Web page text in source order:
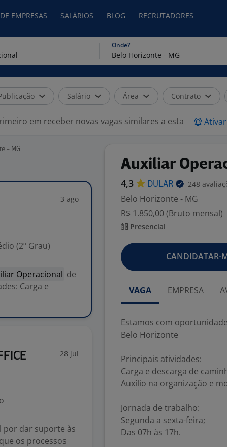
EMPRESAS SALÁRIOS BLOG RECRUTADORES
Onde?
Salário Área Contrato
em receber novas vagas similares a esta
- MG
3 ago
(2º Grau)
Operacional de
Carga e
28 jul
por dar suporte às
os processos
Auxiliar
4,3 DULAR 248
Belo Horizonte - MG
R$ 1.850,00 (Bruto mensal)
Presencial
CANDIDATAR-
VAGA EMPRESA
Estamos com
Belo Horizonte
Principais atividades:
Carga e descarga de
Auxílio na organização e
Jornada de trabalho:
Segunda a sexta-feira;
Das 07h às 17h.